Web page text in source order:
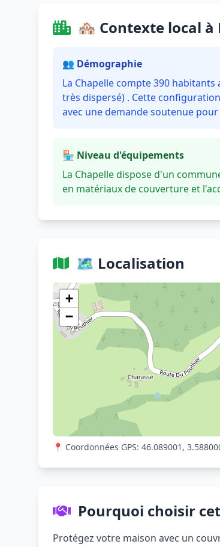
🏘️ Contexte local à
👥 Démographie
La Chapelle compte 390
très dispersé) . Cette
avec une demande soutenue
🏪 Niveau d'équipements
La Chapelle dispose d'un
en matériaux de couverture et
🗺️ Localisation
+
−
📍 Coordonnées GPS: 46.089001,
Pourquoi choisir
Protégez votre maison avec un